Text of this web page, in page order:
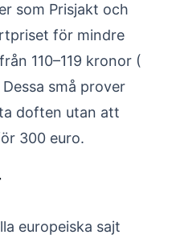
som Prisjakt och
för mindre
110–119 kronor (
små prover
doften utan att
300 euro.
europeiska sajt